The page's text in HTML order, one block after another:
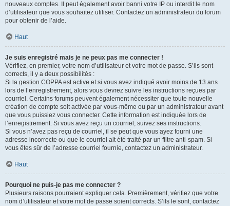
nouveaux comptes. Il peut également avoir banni votre IP ou interdit le nom
d’utilisateur que vous souhaitez utiliser. Contactez un administrateur du forum
pour obtenir de l’aide.
Haut
Je suis enregistré mais je ne peux pas me connecter !
Vérifiez, en premier, votre nom d’utilisateur et votre mot de passe. S’ils sont
corrects, il y a deux possibilités :
Si la gestion COPPA est active et si vous avez indiqué avoir moins de 13 ans
lors de l’enregistrement, alors vous devrez suivre les instructions reçues par
courriel. Certains forums peuvent également nécessiter que toute nouvelle
création de compte soit activée par vous-même ou par un administrateur avant
que vous puissiez vous connecter. Cette information est indiquée lors de
l’enregistrement. Si vous avez reçu un courriel, suivez ses instructions.
Si vous n’avez pas reçu de courriel, il se peut que vous ayez fourni une
adresse incorrecte ou que le courriel ait été traité par un filtre anti-spam. Si
vous êtes sûr de l’adresse courriel fournie, contactez un administrateur.
Haut
Pourquoi ne puis-je pas me connecter ?
Plusieurs raisons pourraient expliquer cela. Premièrement, vérifiez que votre
nom d’utilisateur et votre mot de passe soient corrects. S’ils le sont, contactez